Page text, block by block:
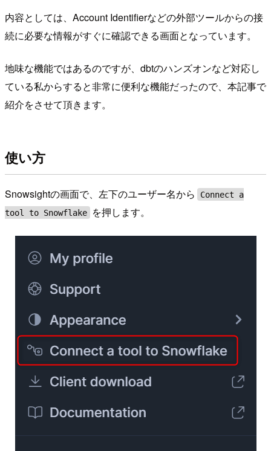
内容としては、Account Identifierなどの外部ツールからの接
続に必要な情報がすぐに確認できる画面となっています。
地味な機能ではあるのですが、dbtのハンズオンなど対応し
ている私からすると非常に便利な機能だったので、本記事で
紹介をさせて頂きます。
使い方
Snowsightの画面で、左下のユーザー名から
Connect a
tool to Snowflake
を押します。